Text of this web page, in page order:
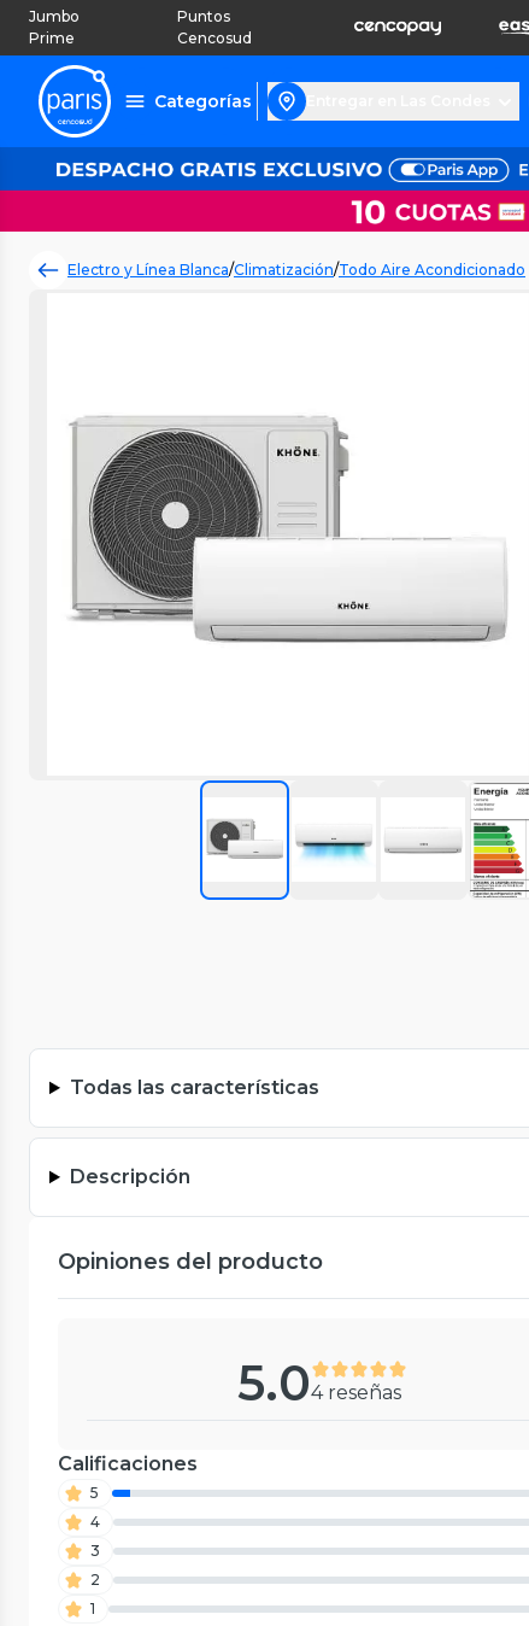
Jumbo
Prime
Puntos
Cencosud
Categorías
Electro y Línea Blanca/Climatización/Todo Aire Acondicionado
Todas las características
Descripción
Opiniones del producto
5.04 reseñas
Calificaciones
5
4
3
2
1